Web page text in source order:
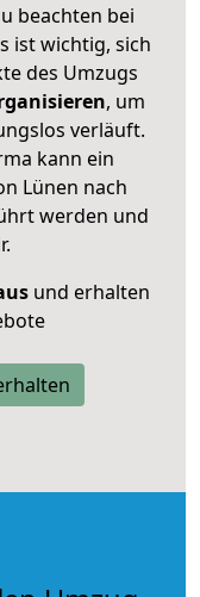
beachten bei
ist wichtig, sich
des Umzugs
, um
verläuft.
kann ein
Lünen nach
werden und
und erhalten